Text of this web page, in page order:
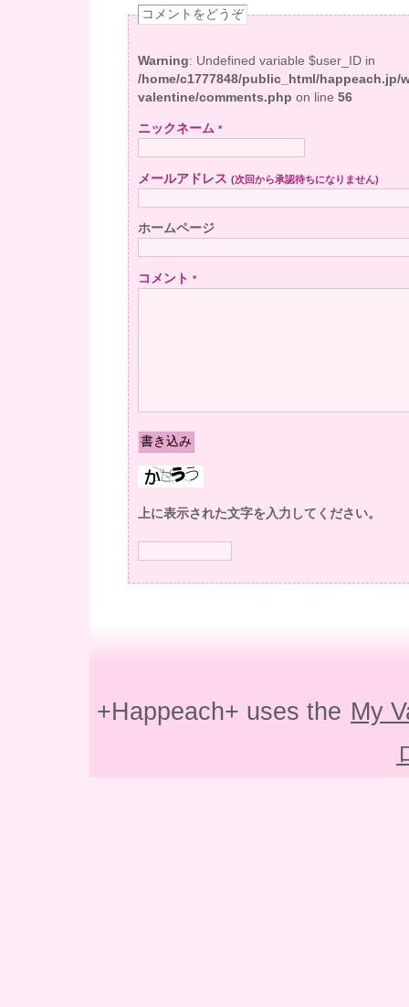
コメントをどうぞ
Warning
: Undefined variable $user_ID in
/home/c1777848/public_html/happeach.jp/
valentine/comments.php on line 56
ニックネーム *
メールアドレス (次回から承認待ちになりません)
ホームページ
コメント *
上に表示された文字を入力してください。
+Happeach+ uses the My